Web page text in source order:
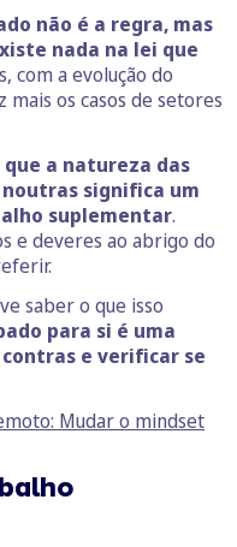
não é a regra, mas
nada na lei que
com a evolução do
mais os casos de setores
a natureza das
significa um
suplementar.
e deveres ao abrigo do
saber o que isso
para si é uma
e verificar se
Mudar o mindset